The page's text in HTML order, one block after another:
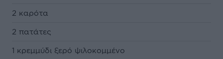
2 καρότα
2 πατάτες
1 κρεµµύδι ξερό ψιλοκοµµένο